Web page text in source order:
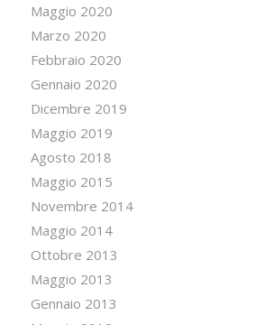
Maggio 2020
Marzo 2020
Febbraio 2020
Gennaio 2020
Dicembre 2019
Maggio 2019
Agosto 2018
Maggio 2015
Novembre 2014
Maggio 2014
Ottobre 2013
Maggio 2013
Gennaio 2013